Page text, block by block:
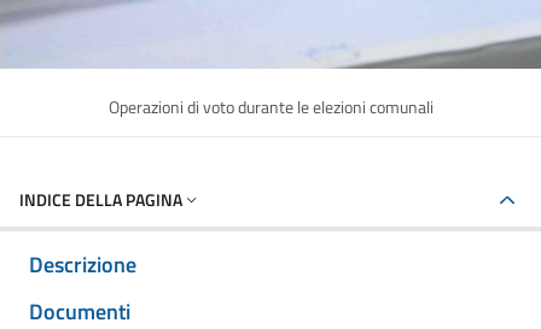
Operazioni di voto durante le elezioni comunali
INDICE DELLA PAGINA
Descrizione
Documenti